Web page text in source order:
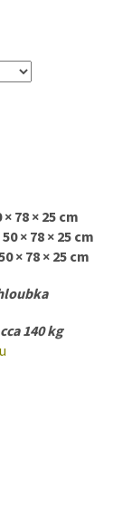
× 78 × 25 cm
50 × 78 × 25 cm
× 78 × 25 cm
140 kg